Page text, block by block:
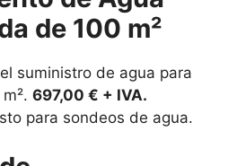
de 100 m²
suministro de agua para
697,00 € + IVA.
para sondeos de agua.